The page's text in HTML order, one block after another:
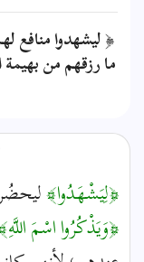
﴿ ليشهدوا منافع
ما رزقهم من بهيمة
﴿لِيَشْهَدُوا﴾
﴿وَيَذْكُرُوا اسْمَ